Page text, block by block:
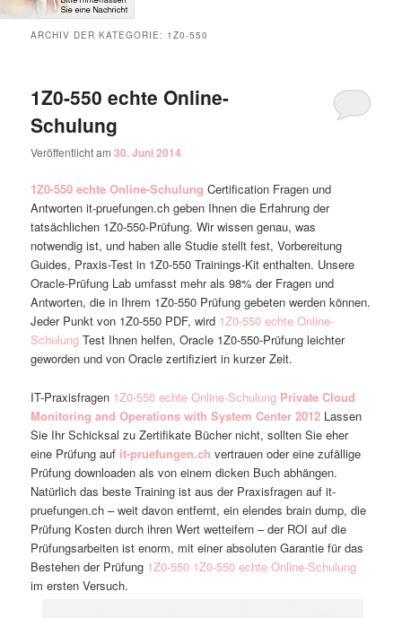
ARCHIV DER KATEGORIE: 1Z0-550
1Z0-550 echte Online-
Schulung
Veröffentlicht am30. Juni 2014
1Z0-550 echte Online-Schulung Certification Fragen und
Antworten it-pruefungen.ch geben Ihnen die Erfahrung der
tatsächlichen 1Z0-550-Prüfung. Wir wissen genau, was
notwendig ist, und haben alle Studie stellt fest, Vorbereitung
Guides, Praxis-Test in 1Z0-550 Trainings-Kit enthalten. Unsere
Oracle-Prüfung Lab umfasst mehr als 98% der Fragen und
Antworten, die in Ihrem 1Z0-550 Prüfung gebeten werden können.
Jeder Punkt von 1Z0-550 PDF, wird 1Z0-550 echte Online-
Schulung Test Ihnen helfen, Oracle 1Z0-550-Prüfung leichter
geworden und von Oracle zertifiziert in kurzer Zeit.
IT-Praxisfragen 1Z0-550 echte Online-Schulung Private Cloud
Monitoring and Operations with System Center 2012 Lassen
Sie Ihr Schicksal zu Zertifikate Bücher nicht, sollten Sie eher
eine Prüfung auf it-pruefungen.ch vertrauen oder eine zufällige
Prüfung downloaden als von einem dicken Buch abhängen.
Natürlich das beste Training ist aus der Praxisfragen auf it-
pruefungen.ch – weit davon entfernt, ein elendes brain dump, die
Prüfung Kosten durch ihren Wert wetteifern – der ROI auf die
Prüfungsarbeiten ist enorm, mit einer absoluten Garantie für das
Bestehen der Prüfung 1Z0-550 1Z0-550 echte Online-Schulung
im ersten Versuch.